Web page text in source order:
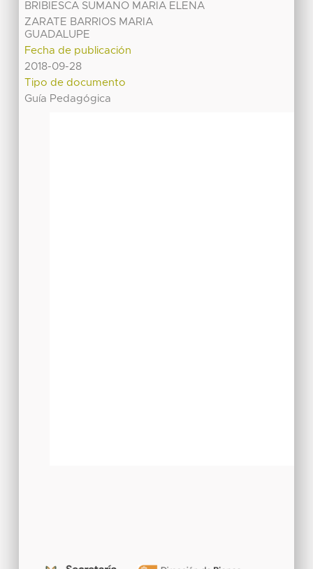
BRIBIESCA SUMANO MARIA ELENA
ZARATE BARRIOS MARIA
GUADALUPE
Fecha de publicación
2018-09-28
Tipo de documento
Guía Pedagógica